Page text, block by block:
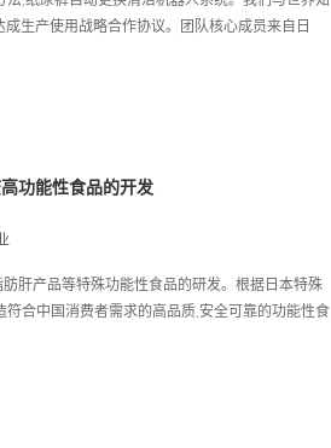
生产使用战略合作协议。团队核心成员来自日
功能性食品的开发
肝产品等特殊功能性食品的研发。根据日本特殊
合中国消费者需求的高品质,安全可靠的功能性食